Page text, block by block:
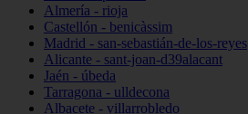
Almería - rioja
Castellón - benicàssim
Madrid - san-sebastián-de-los-reyes
Alicante - sant-joan-d39alacant
Jaén - úbeda
Tarragona - ulldecona
Albacete - villarrobledo